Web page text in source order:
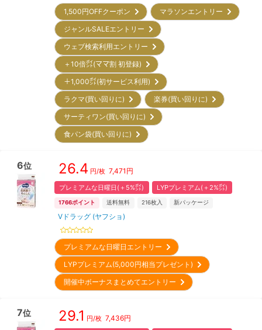
1,500円OFFクーポン
マラソンエントリー
ジャンルSALEエントリー
ウェブ検索利用エントリー
＋10倍㌽(ママ割 初登録)
＋1,000㌽(初サービス利用)
ラクマ(買い回りに)
楽券(買い回りに)
サーティワン(買い回りに)
食パン袋(買い回りに)
6位 26.4 円/枚 7,471 円
プレミアムな日曜日(＋5%㌽) LYPプレミアム(＋2%㌽)
1766ポイント 送料無料 216枚入 新パッケージ
Vドラッグ (ヤフショ)
プレミアムな日曜日エントリー
LYPプレミアム(5,000円相当プレゼント)
開催中ボーナスまとめてエントリー
7位 29.1 円/枚 7,436円